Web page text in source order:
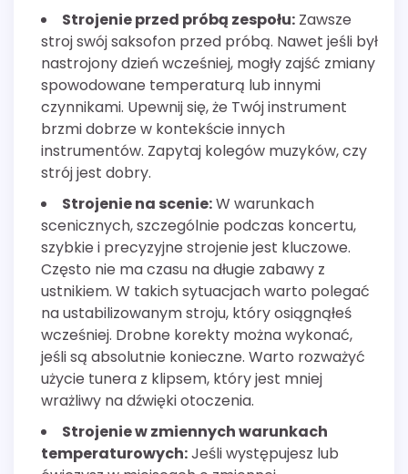
Strojenie przed próbą zespołu: Zawsze
stroj swój saksofon przed próbą. Nawet jeśli był
nastrojony dzień wcześniej, mogły zajść zmiany
spowodowane temperaturą lub innymi
czynnikami. Upewnij się, że Twój instrument
brzmi dobrze w kontekście innych
instrumentów. Zapytaj kolegów muzyków, czy
strój jest dobry.
Strojenie na scenie:W warunkach
scenicznych, szczególnie podczas koncertu,
szybkie i precyzyjne strojenie jest kluczowe.
Często nie ma czasu na długie zabawy z
ustnikiem. W takich sytuacjach warto polegać
na ustabilizowanym stroju, który osiągnąłeś
wcześniej. Drobne korekty można wykonać,
jeśli są absolutnie konieczne. Warto rozważyć
użycie tunera z klipsem, który jest mniej
wrażliwy na dźwięki otoczenia.
Strojenie w zmiennych warunkach
temperaturowych:Jeśli występujesz lub